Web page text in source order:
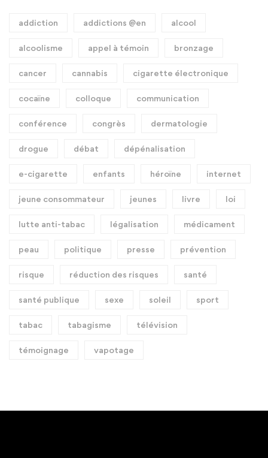
addiction addictions @en alcool
alcoolisme appel à témoin bronzage
cancer cannabis cigarette électronique
cocaïne colloque communication
conférence congrès dermatologie
drogue débat dépénalisation
e-cigarette enfants héroïne internet
jeune consommateur jeunes livre loi
lutte anti-tabac légalisation médicament
peau politique presse prévention
risque réduction des risques santé
santé publique sexe soleil sport
tabac tabagisme télévision
témoignage vapotage